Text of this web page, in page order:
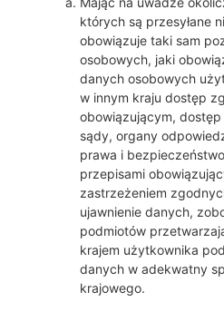
których są przesyłane
obowiązuje taki sam
osobowych, jaki
danych osobowych
w innym kraju dostęp
obowiązującym,
sądy, organy
prawa i
przepisami
zastrzeżeniem
ujawnienie danych,
podmiotów
krajem użytkownika
danych w adekwatny
krajowego.